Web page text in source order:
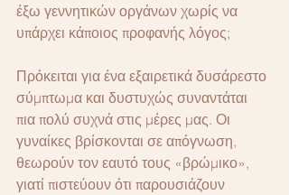
έξω γεννητικών οργάνων χωρίς να
υπάρχει κάποιος προφανής λόγος;
Πρόκειται για ένα εξαιρετικά δυσάρεστο
σύμπτωμα και δυστυχώς συναντάται
πια πολύ συχνά στις μέρες μας. Οι
γυναίκες βρίσκονται σε απόγνωση,
θεωρούν τον εαυτό τους «βρώμικο»,
γιατί πιστεύουν ότι παρουσιάζουν